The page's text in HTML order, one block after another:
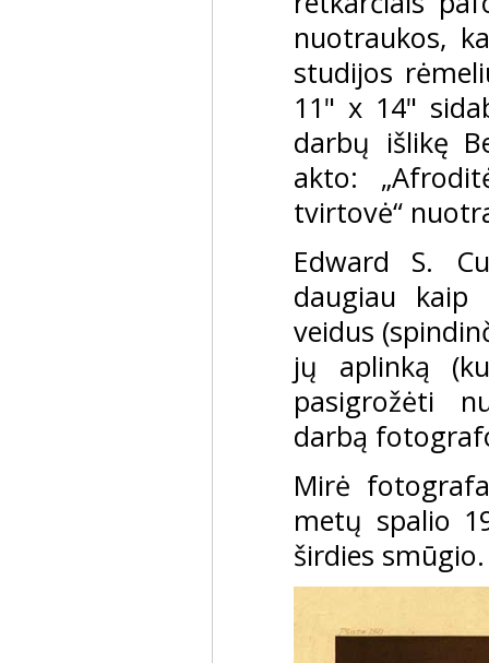
nuotraukos,
studijos
11" x 14"
darbų išlikę
akto:
tvirtovė“
Edward S.
daugiau
veidus
jų aplinką
pasigrožėti
darbą
Mirė
metų spalio
širdies smūgio.